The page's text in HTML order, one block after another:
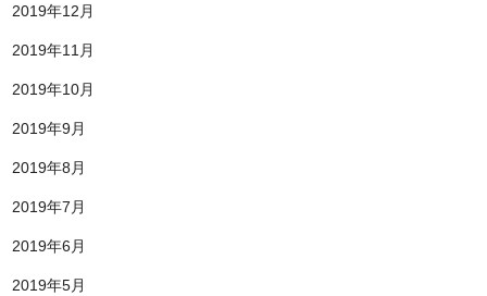
2019年12月
2019年11月
2019年10月
2019年9月
2019年8月
2019年7月
2019年6月
2019年5月